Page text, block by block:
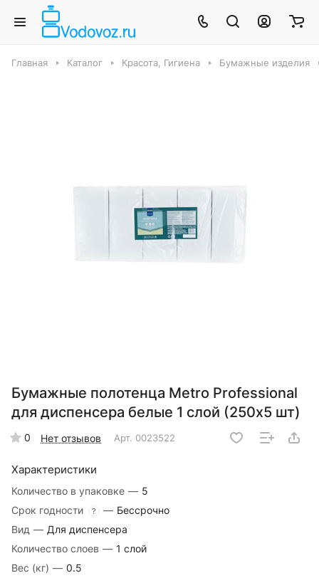
Главная Каталог Красота, Гигиена Бумажные изделия
Бумажные полотенца Metro Professional
для диспенсера белые 1 слой (250х5 шт)
0 Нет отзывов Арт. 0023522
Характеристики
Количество в упаковке — 5
Срок годности
? — Бессрочно
Вид — Для диспенсера
Количество слоев — 1 слой
Вес (кг) — 0.5